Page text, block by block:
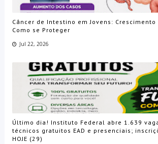
Câncer de Intestino em Jovens: Crescimento
Como se Proteger
Jul 22, 2026
Último dia! Instituto Federal abre 1.639
técnicos gratuitos EAD e presenciais;
HOJE (29)